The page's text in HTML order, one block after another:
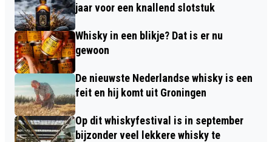
jaar voor een knallend slotstuk
Whisky in een blikje? Dat is er nu
gewoon
De nieuwste Nederlandse whisky is een
feit en hij komt uit Groningen
Op dit whiskyfestival is in september
bijzonder veel lekkere whisky te